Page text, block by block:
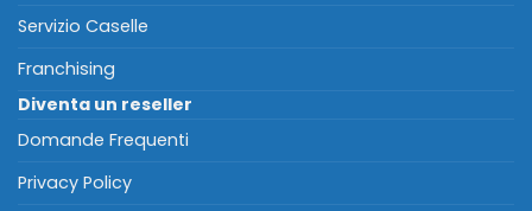
Servizio Caselle
Franchising
Diventa un reseller
Domande Frequenti
Privacy Policy